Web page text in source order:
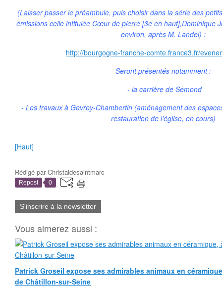
(Laisser passer le préambule, puis choisir dans la série des
émissions celle intitulée Cœur de pierre [3e en haut],Dominique
environ, après M. Landel) :
http://bourgogne-franche-comte.france3.fr/
Seront présentés notamment :
- la carrière de Semond
- Les travaux à Gevrey-Chambertin (aménagement des
restauration de l'église, en cours)
[Haut]
Rédigé parChristaldesaintmarc
Repost 0
S'inscrire à la newsletter
Vous aimerez aussi :
Patrick Groseil expose ses admirables animaux en
de Châtillon-sur-Seine